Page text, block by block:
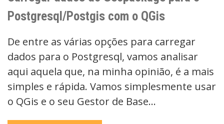
Postgresql/Postgis com o QGis
De entre as várias opções para carregar
dados para o Postgresql, vamos analisar
aqui aquela que, na minha opinião, é a mais
simples e rápida. Vamos simplesmente usar
o QGis e o seu Gestor de Base…